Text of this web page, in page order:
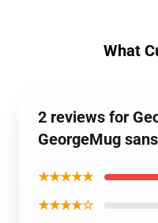
What
2 reviews for
GeorgeMug
★★★★★
★★★★☆